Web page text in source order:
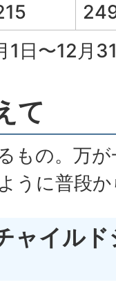
1日〜12月
て
もの。万
うに普段
ャイル